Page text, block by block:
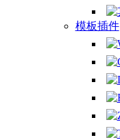
模板插件